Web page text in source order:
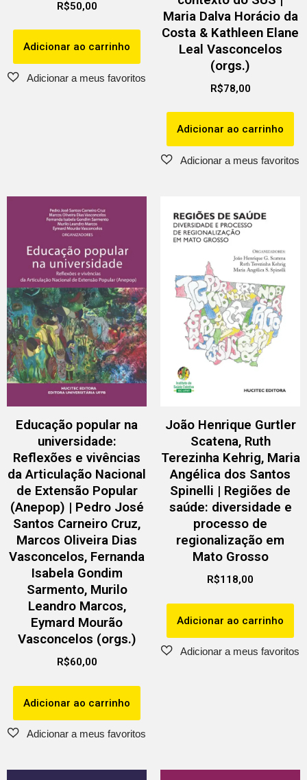
R$50,00
Adicionar ao carrinho
Maria Dalva Horácio da
Costa & Kathleen Elane
Leal Vasconcelos
(orgs.)
R$78,00
Adicionar ao carrinho
Educação popular na
universidade:
Reflexões e vivências
da Articulação Nacional
de Extensão Popular
(Anepop) | Pedro José
Santos Carneiro Cruz,
Marcos Oliveira Dias
Vasconcelos, Fernanda
Isabela Gondim
Sarmento, Murilo
Leandro Marcos,
Eymard Mourão
Vasconcelos (orgs.)
R$60,00
Adicionar ao carrinho
João Henrique Gurtler
Scatena, Ruth
Terezinha Kehrig, Maria
Angélica dos Santos
Spinelli | Regiões de
saúde: diversidade e
processo de
regionalização em
Mato Grosso
R$118,00
Adicionar ao carrinho